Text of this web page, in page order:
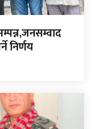
निर्णय